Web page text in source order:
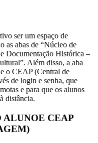
ser um espaço de
as abas de “Núcleo de
Documentação Histórica –
Além disso, a aba
o CEAP (Central de
de login e senha, que
e para que os alunos
distância.
ALUNOE CEAP